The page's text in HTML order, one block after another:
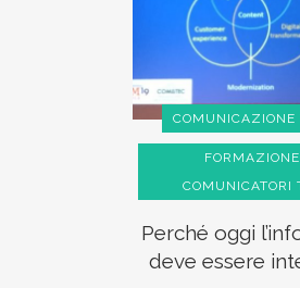
COMUNICAZIONE
FORMAZIONE
COMUNICATORI
Perché oggi
deve essere